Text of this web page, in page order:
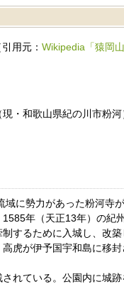
引用元： Wikipedia「猿岡
・和歌山県紀の川市粉河
域に勢力があった粉河寺
年（天正13年）の紀州
するために入城し、改
虎が伊予国宇和島に移
れている。公園内に城跡